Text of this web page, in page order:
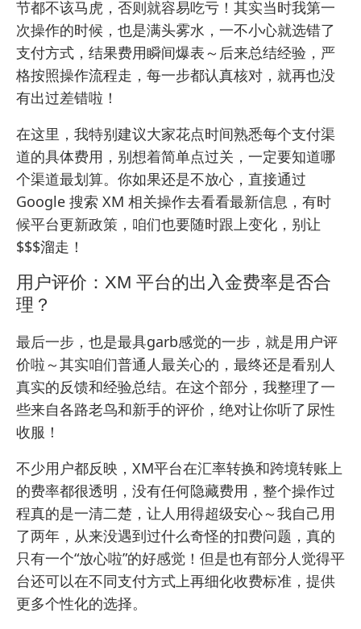
节都不该马虎，否则就容易吃亏！其实当时我第一
次操作的时候，也是满头雾水，一不小心就选错了
支付方式，结果费用瞬间爆表～后来总结经验，严
格按照操作流程走，每一步都认真核对，就再也没
有出过差错啦！
在这里，我特别建议大家花点时间熟悉每个支付渠
道的具体费用，别想着简单点过关，一定要知道哪
个渠道最划算。你如果还是不放心，直接通过
Google 搜索 XM 相关操作去看看最新信息，有时
候平台更新政策，咱们也要随时跟上变化，别让
$$$溜走！
用户评价：XM 平台的出入金费率是否合
理？
最后一步，也是最具garb感觉的一步，就是用户评
价啦～其实咱们普通人最关心的，最终还是看别人
真实的反馈和经验总结。在这个部分，我整理了一
些来自各路老鸟和新手的评价，绝对让你听了尿性
收服！
不少用户都反映，XM平台在汇率转换和跨境转账上
的费率都很透明，没有任何隐藏费用，整个操作过
程真的是一清二楚，让人用得超级安心～我自己用
了两年，从来没遇到过什么奇怪的扣费问题，真的
只有一个“放心啦”的好感觉！但是也有部分人觉得平
台还可以在不同支付方式上再细化收费标准，提供
更多个性化的选择。